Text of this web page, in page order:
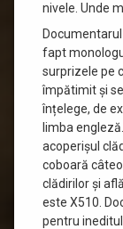
nivele. Unde
fapt
surprizele pe
împătimit și
înțelege, de
limba
acoperișul
coboară
clădirilor și
este X510.
pentru